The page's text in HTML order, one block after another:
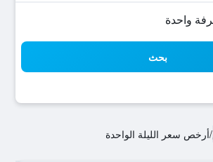
بحث
/أرخص سعر الليلة الواحدة